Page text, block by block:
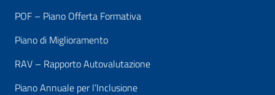
POF – Piano Offerta Formativa
Piano di Miglioramento
RAV – Rapporto Autovalutazione
Piano Annuale per l’Inclusione